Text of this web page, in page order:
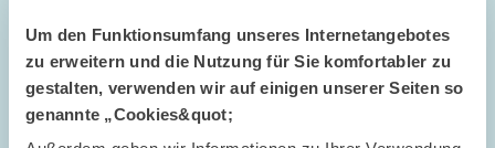
Um den Funktionsumfang unseres Internetangebotes
zu erweitern und die Nutzung für Sie komfortabler zu
gestalten, verwenden wir auf einigen unserer Seiten so
genannte „Cookies&quot;
PRESSE UND REDAKTION INNOVATION